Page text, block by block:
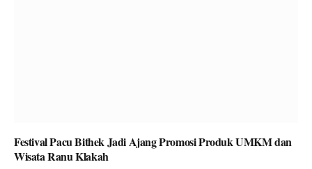
Festival Pacu Bithek Jadi Ajang Promosi Produk UMKM dan
Wisata Ranu Klakah